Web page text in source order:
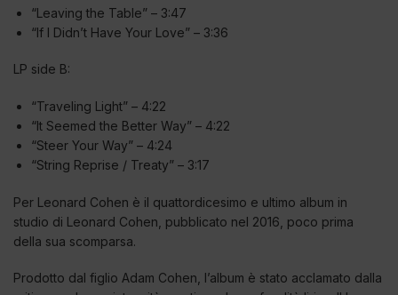
“Leaving the Table” – 3:47
“If I Didn’t Have Your Love” – 3:36
LP side B:
“Traveling Light” – 4:22
“It Seemed the Better Way” – 4:22
“Steer Your Way” – 4:24
“String Reprise / Treaty” – 3:17
Per Leonard Cohen è il quattordicesimo e ultimo album in
studio di Leonard Cohen, pubblicato nel 2016, poco prima
della sua scomparsa.
Prodotto dal figlio Adam Cohen, l’album è stato acclamato dalla